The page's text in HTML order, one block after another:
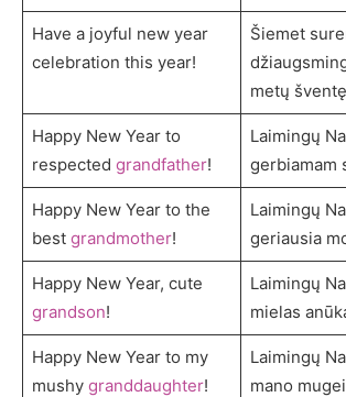
Have a joyful new year
celebration this year!
Šiemet
metų
Happy New Year to
respected grandfather!
Laimingų
gerbiamam
Happy New Year to the
best grandmother!
Laimingų
geriausia
Happy New Year, cute
grandson!
Laimingų
mielas
Happy New Year to my
mushy granddaughter!
Laimingų
mano